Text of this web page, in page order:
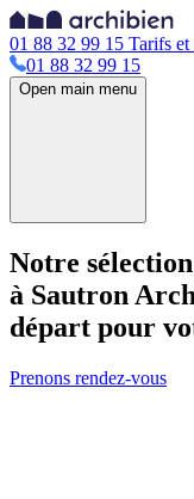
01 88 32 99 15 Tarifs et
01 88 32 99 15
Open main menu
Notre
à Sautron
départ pour
Prenons rendez-vous